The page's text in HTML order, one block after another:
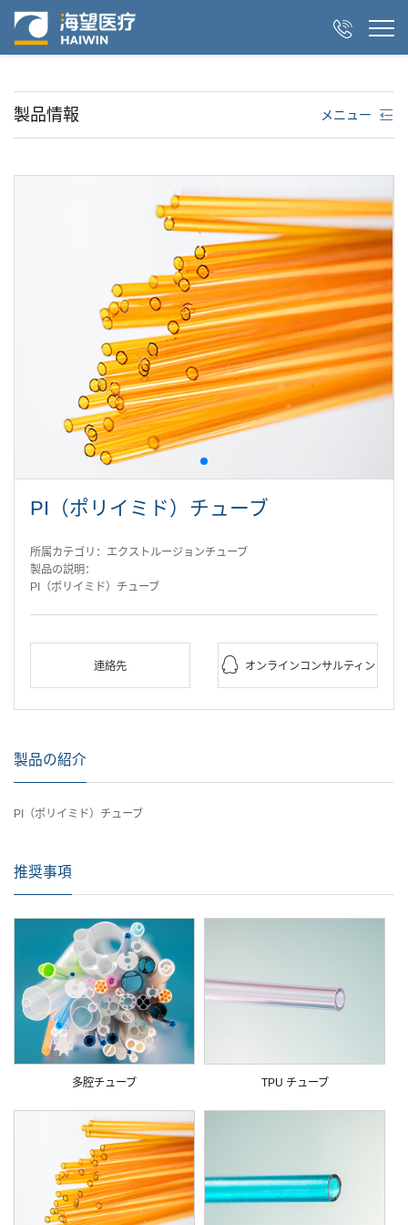

メニュー
製品情報
PI（ポリイミド）チューブ
所属カテゴリ：エクストルージョンチューブ
製品の説明：
PI（ポリイミド）チューブ
連絡先  オンラインコンサルティン
グ
製品の紹介
PI（ポリイミド）チューブ
推奨事項
多腔チューブ TPU チューブ